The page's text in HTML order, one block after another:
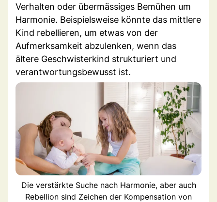
Verhalten oder übermässiges Bemühen um
Harmonie. Beispielsweise könnte das mittlere
Kind rebellieren, um etwas von der
Aufmerksamkeit abzulenken, wenn das
ältere Geschwisterkind strukturiert und
verantwortungsbewusst ist.
Die verstärkte Suche nach Harmonie, aber auch
Rebellion sind Zeichen der Kompensation von